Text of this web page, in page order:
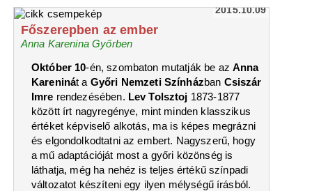
2015.10.09
Főszerepben az ember
Anna Karenina Győrben
Október 10-én, szombaton mutatják be az Anna
Kareninát a Győri Nemzeti Színházban Csiszár
Imre rendezésében. Lev Tolsztoj 1873-1877
között írt nagyregénye, mint minden klasszikus
értéket képviselő alkotás, ma is képes megrázni
és elgondolkodtatni az embert. Nagyszerű, hogy
a mű adaptációját most a győri közönség is
láthatja, még ha nehéz is teljes értékű színpadi
változatot készíteni egy ilyen mélységű írásból.